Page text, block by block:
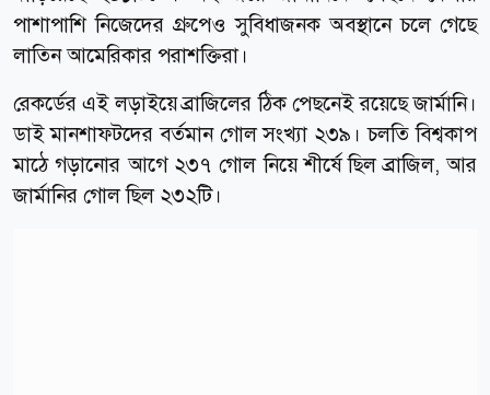
পাশাপাশি নিজেদের গ্রুপেও সুবিধাজনক অবস্থানে চলে গেছে
লাতিন আমেরিকার পরাশক্তিরা।
রেকর্ডের এই লড়াইয়ে ব্রাজিলের ঠিক পেছনেই রয়েছে জার্মানি।
ডাই মানশাফটদের বর্তমান গোল সংখ্যা ২৩৯। চলতি বিশ্বকাপ
মাঠে গড়ানোর আগে ২৩৭ গোল নিয়ে শীর্ষে ছিল ব্রাজিল, আর
জার্মানির গোল ছিল ২৩২টি।